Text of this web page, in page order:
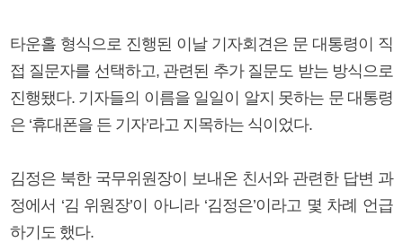
타운홀 형식으로 진행된 이날 기자회견은 문 대통령이 직
접 질문자를 선택하고, 관련된 추가 질문도 받는 방식으로
진행됐다. 기자들의 이름을 일일이 알지 못하는 문 대통령
은 ‘휴대폰을 든 기자’라고 지목하는 식이었다.
김정은 북한 국무위원장이 보내온 친서와 관련한 답변 과
정에서 ‘김 위원장’이 아니라 ‘김정은’이라고 몇 차례 언급
하기도 했다.